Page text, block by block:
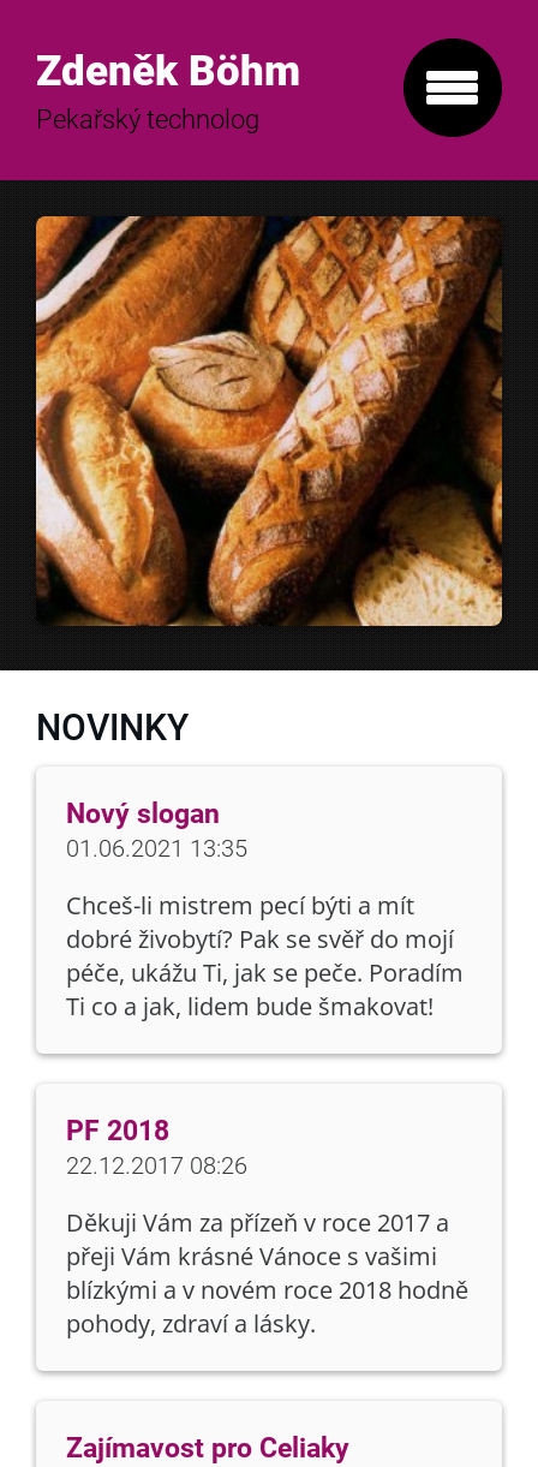
Zdeněk Böhm
Pekařský technolog
NOVINKY
Nový slogan
01.06.2021 13:35
Chceš-li mistrem pecí býti a mít
dobré živobytí? Pak se svěř do mojí
péče, ukážu Ti, jak se peče. Poradím
Ti co a jak, lidem bude šmakovat!
PF 2018
22.12.2017 08:26
Děkuji Vám za přízeň v roce 2017 a
přeji Vám krásné Vánoce s vašimi
blízkými a v novém roce 2018 hodně
pohody, zdraví a lásky.
Zajímavost pro Celiaky